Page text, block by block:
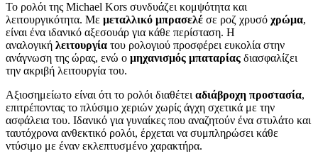
Το ρολόι της Michael Kors συνδυάζει κομψότητα και
λειτουργικότητα. Με μεταλλικό μπρασελέ σε ροζ χρυσό χρώμα,
είναι ένα ιδανικό αξεσουάρ για κάθε περίσταση. Η
αναλογική λειτουργία του ρολογιού προσφέρει ευκολία στην
ανάγνωση της ώρας, ενώ ο μηχανισμός μπαταρίας διασφαλίζει
την ακριβή λειτουργία του.
Αξιοσημείωτο είναι ότι το ρολόι διαθέτει αδιάβροχη προστασία,
επιτρέποντας το πλύσιμο χεριών χωρίς άγχη σχετικά με την
ασφάλεια του. Ιδανικό για γυναίκες που αναζητούν ένα στυλάτο και
ταυτόχρονα ανθεκτικό ρολόι, έρχεται να συμπληρώσει κάθε
ντύσιμο με έναν εκλεπτυσμένο χαρακτήρα.